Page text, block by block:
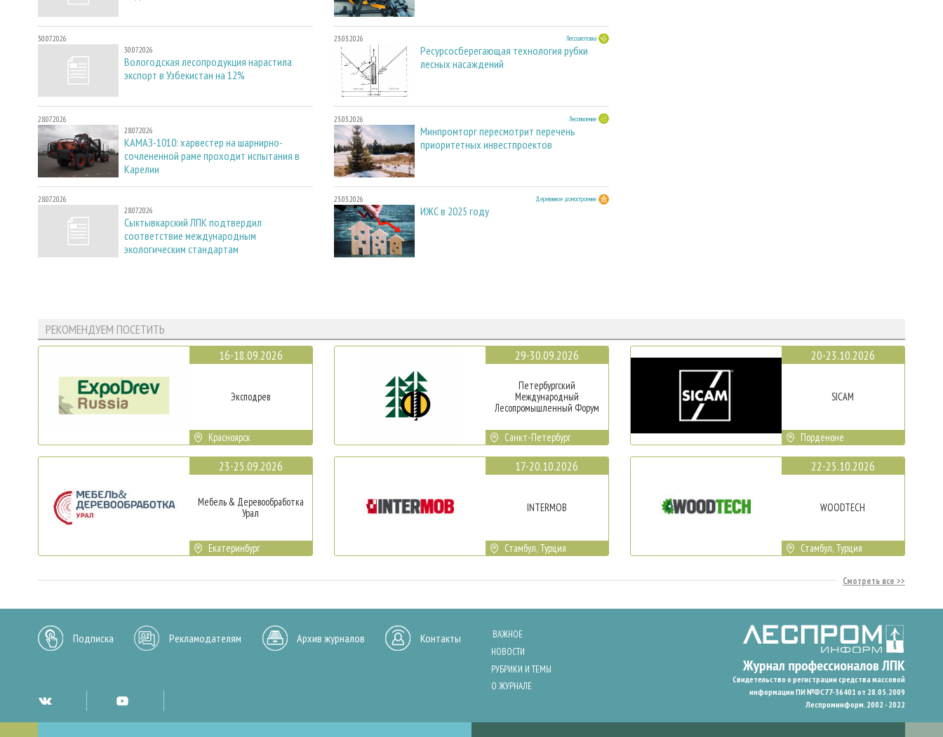
30.07.2026
30.07.2026
Вологодская лесопродукция нарастила
экспорт в Узбекистан на 12%
28.07.2026
28.07.2026
КАМАЗ-1010: харвестер на шарнирно-
сочлененной раме проходит испытания в
Карелии
28.07.2026
28.07.2026
Сыктывкарский ЛПК подтвердил
соответствие международным
экологическим стандартам
23.03.2026 Лесозаготовка
Ресурсосберегающая технология рубки
лесных насаждений
23.03.2026 Лесопиление
Минпромторг пересмотрит перечень
приоритетных инвестпроектов
23.03.2026 Деревянное домостроение
ИЖС в 2025 году
РЕКОМЕНДУЕМ ПОСЕТИТЬ
16-18.09.2026
Эксподрев
Красноярск
23-25.09.2026
Мебель & Деревообработка
Урал
Екатеринбург
29-30.09.2026
Петербургский
Международный
Лесопромышленный Форум
Санкт-Петербург
17-20.10.2026
INTERMOB
Стамбул, Турция
20-23.10.2026
SICAM
Порденоне
22-25.10.2026
WOODTECH
Стамбул, Турция
Смотреть все
Подписка Рекламодателям Архив журналов Контакты
ВАЖНОЕ
НОВОСТИ
РУБРИКИ И ТЕМЫ
О ЖУРНАЛЕ
Свидетельство о регистрации средства массовой
информации ПИ №ФС77-36401 от 28.05.2009
Леспроминформ. 2002 - 2022